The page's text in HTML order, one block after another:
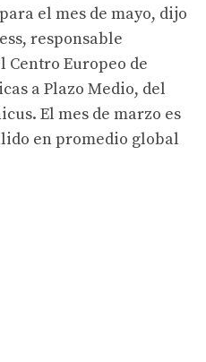
el mes de mayo, dijo
responsable
Europeo de
a Plazo Medio, del
El mes de marzo es
en promedio global